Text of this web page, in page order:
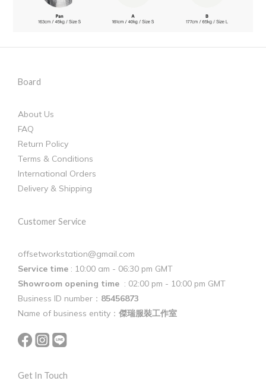
Board
About Us
FAQ
Return Policy
Terms & Conditions
International Orders
Delivery & Shipping
Customer Service
offsetworkstation@gmail.com
Service time : 10:00 am - 06:30 pm GMT
Showroom opening time : 02:00 pm - 10:00 pm GMT
Business ID number： 85456873
Name of business entity： 傑瑞服裝工作室
Get In Touch